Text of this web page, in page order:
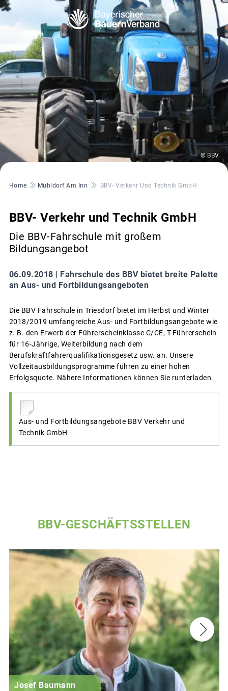
© BBV
Pfadnavigation
Home Mühldorf Am Inn BBV- Verkehr Und Technik GmbH
BBV- Verkehr und Technik GmbH
Die BBV-Fahrschule mit großem
Bildungsangebot
06.09.2018 | Fahrschule des BBV bietet breite Palette
an Aus- und Fortbildungsangeboten
Die BBV Fahrschule in Triesdorf bietet im Herbst und Winter
2018/2019 umfangreiche Aus- und Fortbildungsangebote wie
z. B. den Erwerb der Führerscheinklasse C/CE, T-Führerschein
für 16-Jährige, Weiterbildung nach dem
Berufskraftfahrerqualifikationsgesetz usw. an. Unsere
Vollzeitausbildungsprogramme führen zu einer hohen
Erfolgsquote. Nähere Informationen können Sie runterladen.
Aus- und Fortbildungsangebote BBV Verkehr und
Technik GmbH
BBV-GESCHÄFTSSTELLEN
Josef Baumann